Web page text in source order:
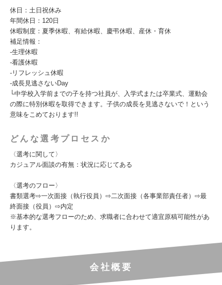
休日：土日祝休み
年間休日：120日
休暇制度：夏季休暇、有給休暇、慶弔休暇、産休・育休
補足情報：
-生理休暇
-看護休暇
-リフレッシュ休暇
-成長見逃さないDay
└中学校入学前までの子を持つ社員が、入学式または卒業式、運動会
の際に特別休暇を取得できます。子供の成長を見逃さないで！という
意味をこめております!!
どんな選考プロセスか
〈選考に関して〉
カジュアル面談の有無：状況に応じてある
〈選考のフロー〉
書類選考⇨一次面接（執行役員）⇨二次面接（各事業部責任者）⇨最
終面接（役員）⇨内定
※基本的な選考フローのため、求職者に合わせて適宜原稿可能性があ
ります。
会社概要